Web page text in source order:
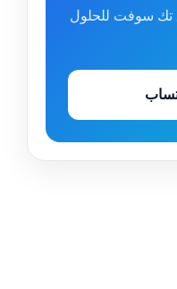
سوفت للحلول